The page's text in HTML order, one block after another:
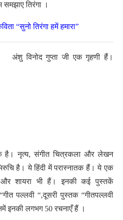
समझाए तिरंगा ।
“सुनो तिरंगा हमें हमारा”
अंशु विनोद गुप्ता जी एक गृहणी हैं।
है। नृत्य, संगीत चित्रकला और लेखन
है। ये हिंदी में परास्नातक हैं। ये एक
और शायरा भी हैं। इनकी कई पुस्तकें
पल्लवी “,दूसरी पुस्तक “गीतपल्लवी
इनकी लगभग 50 रचनाएँ हैं ।